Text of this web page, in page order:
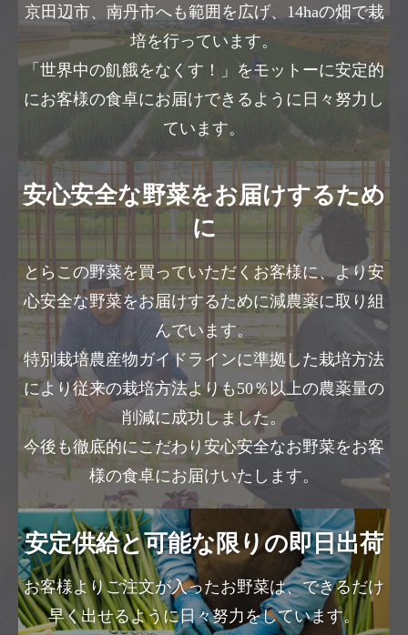
京田辺市、南丹市へも範囲を広げ、14haの畑で栽
培を行っています。
「世界中の飢餓をなくす！」をモットーに安定的
にお客様の食卓にお届けできるように日々努力し
ています。
安心安全な野菜をお届けするため
に
とらこの野菜を買っていただくお客様に、より安
心安全な野菜をお届けするために減農薬に取り組
んでいます。
特別栽培農産物ガイドラインに準拠した栽培方法
により従来の栽培方法よりも50％以上の農薬量の
削減に成功しました。
今後も徹底的にこだわり安心安全なお野菜をお客
様の食卓にお届けいたします。
安定供給と可能な限りの即日出荷
お客様よりご注文が入ったお野菜は、できるだけ
早く出せるように日々努力をしています。